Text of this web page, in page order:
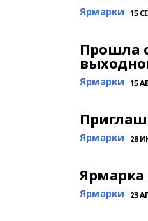
Ярмарки 15
Прошла
Ярмарки 15
Ярмарки 28
Ярмарка
Ярмарки 23